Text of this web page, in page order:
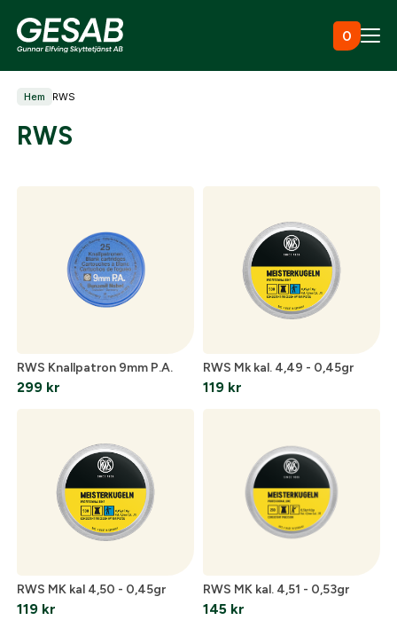
0
Ammunition
Jaktkläder & skor
Optik
Mitt konto
Hem RWS
RWS
RWS Knallpatron 9mm P.A.
299 kr
RWS Mk kal. 4,49 - 0,45gr
119 kr
RWS MK kal 4,50 - 0,45gr
119 kr
RWS MK kal. 4,51 - 0,53gr
145 kr